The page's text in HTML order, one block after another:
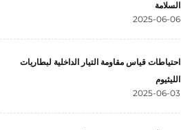
السلامة
2025-06-06
احتياطات قياس مقاومة التيار الداخلية لبطاريات
الليثيوم
2025-06-03